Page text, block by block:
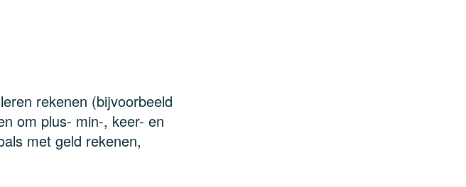
rekenen (bijvoorbeeld
om plus- min-, keer- en
met geld rekenen,